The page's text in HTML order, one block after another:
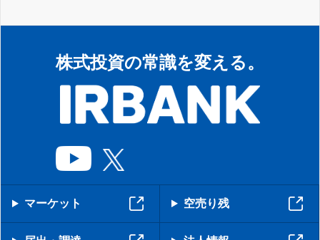
株式投資の常識を変える。
マーケット 空売り残